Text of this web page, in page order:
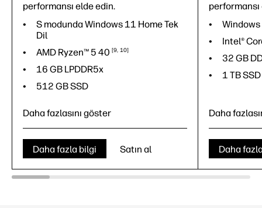
performansı elde edin.
S modunda Windows 11 Home Tek
Dil
AMD Ryzen™ 5 40 9 10
16 GB LPDDR5x
512 GB SSD
Daha fazlasını göster
Daha fazla bilgi Satın al
Intel®
32 GB
1 TB SSD
Daha
Daha